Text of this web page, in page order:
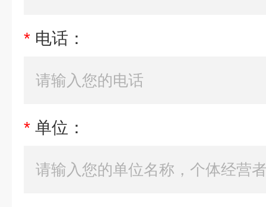
* 电话：
* 单位：